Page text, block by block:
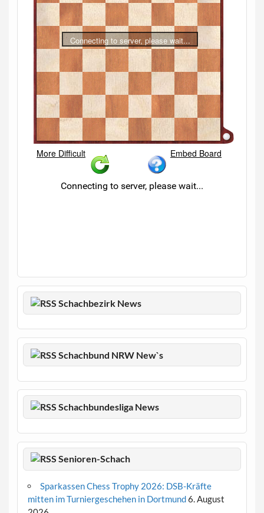
Schachbezirk News
Schachbund NRW New`s
Schachbundesliga News
Senioren-Schach
Sparkassen Chess Trophy 2026: DSB-Kräfte
mitten im Turniergeschehen in Dortmund6. August